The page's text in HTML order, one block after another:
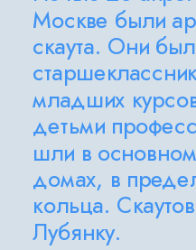
Москве были
скаута. Они
младших
детьми
шли в
домах, в
кольца.
Лубянку.